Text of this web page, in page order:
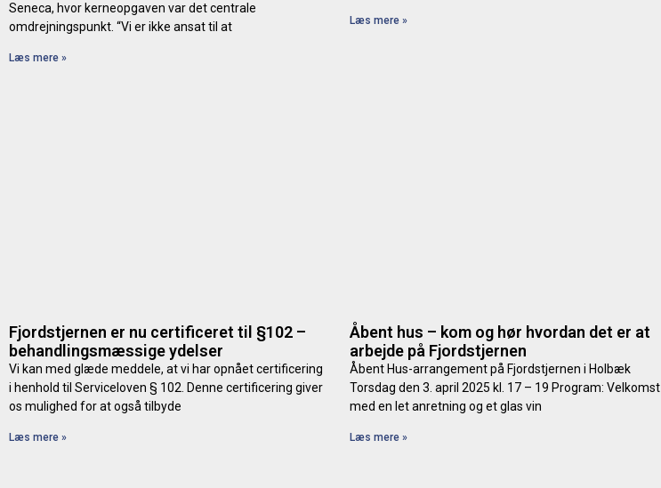
Seneca, hvor kerneopgaven var det centrale
omdrejningspunkt. “Vi er ikke ansat til at
Læs mere »
Læs mere »
Fjordstjernen er nu certificeret til §102 –
behandlingsmæssige ydelser
Vi kan med glæde meddele, at vi har opnået certificering
i henhold til Serviceloven § 102. Denne certificering giver
os mulighed for at også tilbyde
Læs mere »
Åbent hus – kom og hør hvordan det er at
arbejde på Fjordstjernen
Åbent Hus-arrangement på Fjordstjernen i Holbæk
Torsdag den 3. april 2025 kl. 17 – 19 Program: Velkomst
med en let anretning og et glas vin
Læs mere »